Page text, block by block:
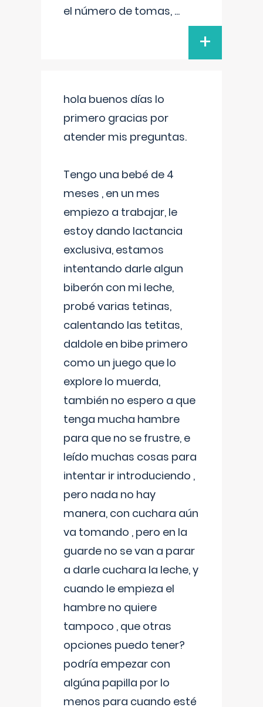
el número de tomas, ...
+
hola buenos días lo
primero gracias por
atender mis preguntas.
Tengo una bebé de 4
meses , en un mes
empiezo a trabajar, le
estoy dando lactancia
exclusiva, estamos
intentando darle algun
biberón con mi leche,
probé varias tetinas,
calentando las tetitas,
daldole en bibe primero
como un juego que lo
explore lo muerda,
también no espero a que
tenga mucha hambre
para que no se frustre, e
leído muchas cosas para
intentar ir introduciendo ,
pero nada no hay
manera, con cuchara aún
va tomando , pero en la
guarde no se van a parar
a darle cuchara la leche, y
cuando le empieza el
hambre no quiere
tampoco , que otras
opciones puedo tener?
podría empezar con
algúna papilla por lo
menos para cuando esté